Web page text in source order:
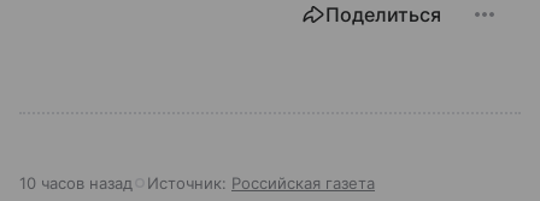
Поделиться
10 часов назад Источник: Российская газета